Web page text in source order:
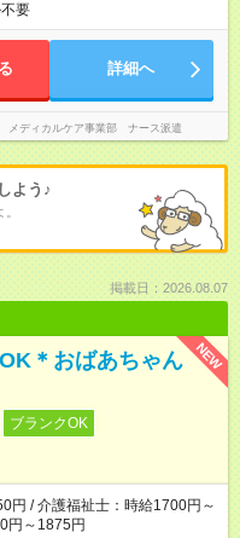
要
詳細へ
メディカルケア事業部 ナース派遣
よう♪
掲載日：2026.08.07
NEW
＊おばあちゃん
ブランクOK
円 / 介護福祉士：時給1700円～
円～1875円